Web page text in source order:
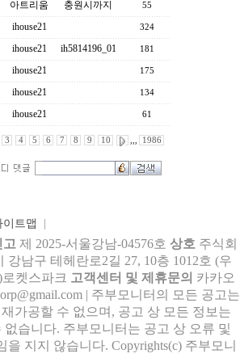
아트리움 충원시까지 55
ihouse21 324
ihouse21 ih5814196_01 181
ihouse21 175
ihouse21 134
ihouse21 61
3 4 5 6 7 8 9 10 ,,, 1986
이트맵
제 2025-서울강남-04576호 상호 주식회
강남구 테헤란로2길 27, 10층 1012호 (우
로켓스파크 고객센터 및 제휴문의 카카오
| 주부모니터의 모든 공고는
가공할 수 없으며, 공고 상 모든 정보는
습니다. 주부모니터는 공고 상 오류 및
을 지지 않습니다. Copyrights(c) 주부모니